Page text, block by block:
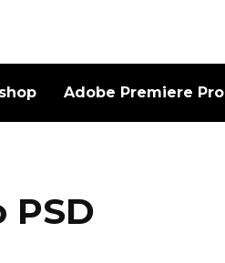
Adobe Premiere Pro
PSD